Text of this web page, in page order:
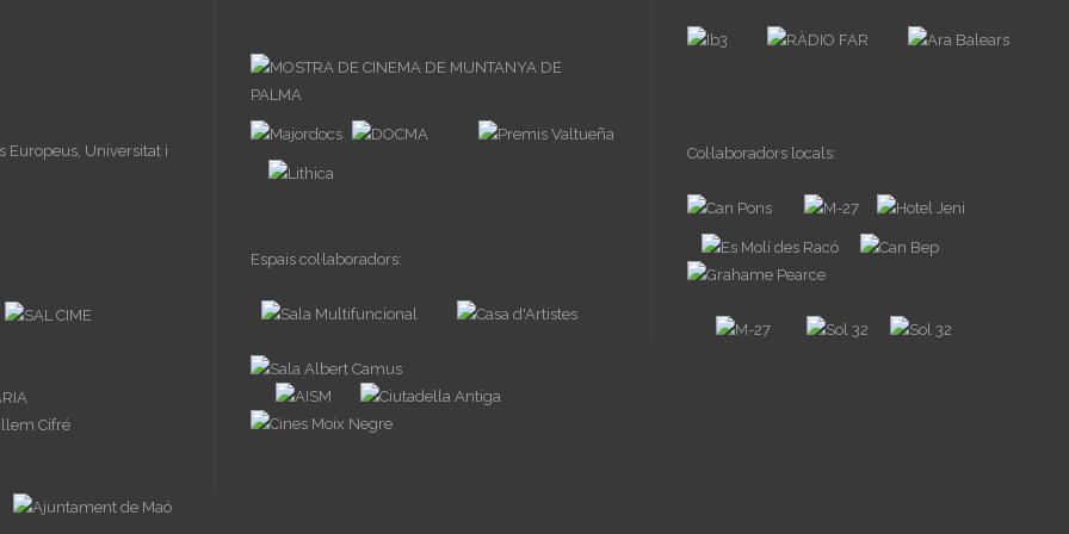
Espais col·laboradors:
Col·laboradors locals: